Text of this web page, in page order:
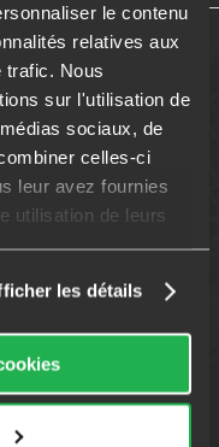
le contenu
relatives aux
trafic. Nous
sur l'utilisation de
sociaux, de
celles-ci
leur avez fournies
utilisation de leurs
les détails
Avicap
courtier
en 120 jours